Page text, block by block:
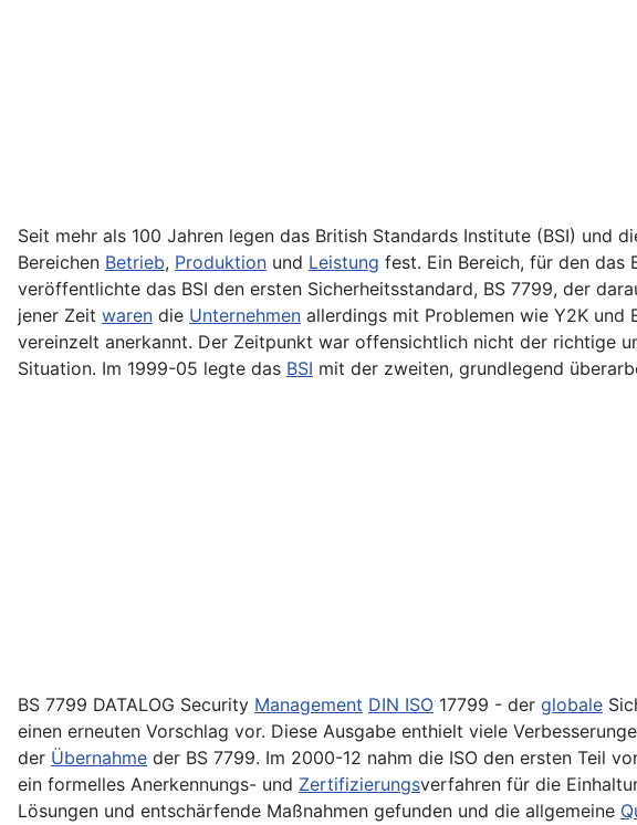
Seit mehr als 100 Jahren legen das British Standards Institute (BSI) und
Bereichen Betrieb, Produktion und Leistung fest. Ein Bereich, für den das
veröffentlichte das BSI den ersten Sicherheitsstandard, BS 7799, der
jener Zeit waren die Unternehmen allerdings mit Problemen wie Y2K
vereinzelt anerkannt. Der Zeitpunkt war offensichtlich nicht der richtige
Situation. Im 1999-05 legte das BSI mit der zweiten, grundlegend
BS 7799 DATALOG Security Management DIN ISO 17799 - der globale
einen erneuten Vorschlag vor. Diese Ausgabe enthielt viele
der Übernahme der BS 7799. Im 2000-12 nahm die ISO den ersten Teil
ein formelles Anerkennungs- und Zertifizierungs­verfahren für die
Lösungen und entschärfende Maßnahmen gefunden und die allgemeine